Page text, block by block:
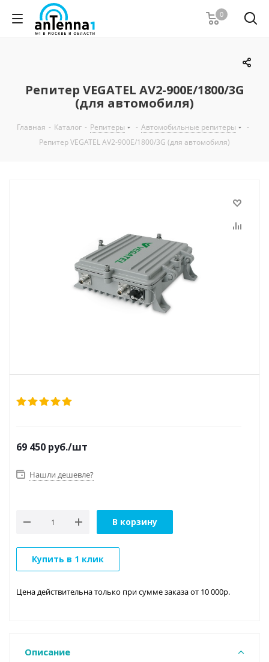
0
Репитер VEGATEL AV2-900E/1800/3G
(для автомобиля)
Главная - Каталог - Репитеры - Автомобильные репитеры
-
Репитер VEGATEL AV2-900E/1800/3G (для автомобиля)
69 450 руб./шт
Нашли дешевле?
В корзину
Купить в 1 клик
Цена действительна только при сумме заказа от 10 000р.
Описание